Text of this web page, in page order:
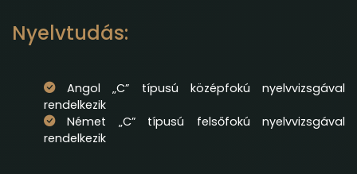
Nyelvtudás:
Angol „C” típusú középfokú nyelvvizsgával
rendelkezik
Német „C” típusú felsőfokú nyelvvizsgával
rendelkezik